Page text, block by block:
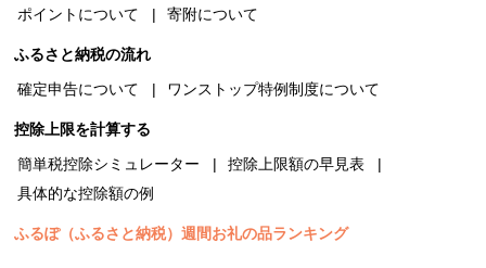
ポイントについて
寄附について
ふるさと納税の流れ
確定申告について
ワンストップ特例制度について
控除上限を計算する
簡単税控除シミュレーター
控除上限額の早見表
具体的な控除額の例
ふるぽ（ふるさと納税）週間お礼の品ランキング